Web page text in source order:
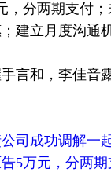
，分两期支付
建立月度沟通
言和，李佳音
司成功调解一
5万元，分两期